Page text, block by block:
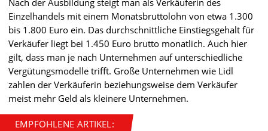
Nach der Ausbildung steigt man als Verkäuferin des
Einzelhandels mit einem Monatsbruttolohn von etwa 1.300
bis 1.800 Euro ein. Das durchschnittliche Einstiegsgehalt für
Verkäufer liegt bei 1.450 Euro brutto monatlich. Auch hier
gilt, dass man je nach Unternehmen auf unterschiedliche
Vergütungsmodelle trifft. Große Unternehmen wie Lidl
zahlen der Verkäuferin beziehungsweise dem Verkäufer
meist mehr Geld als kleinere Unternehmen.
EMPFOHLENE ARTIKEL: